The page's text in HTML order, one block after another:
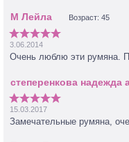
Возраст: 45
3.06.2014
Очень люблю эти румяна.
15.03.2017
Замечательные румяна,